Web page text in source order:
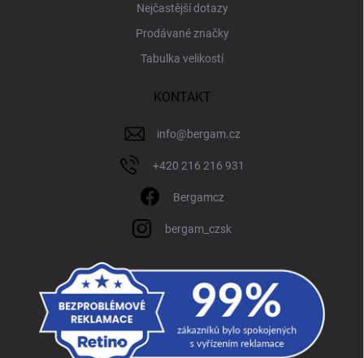
Nejčastější dotazy
Prodávané značky
Tabulka velikostí
KONTAKT
info@bergam.cz
+420 216 216 931
Bergamcz
bergam_czsk